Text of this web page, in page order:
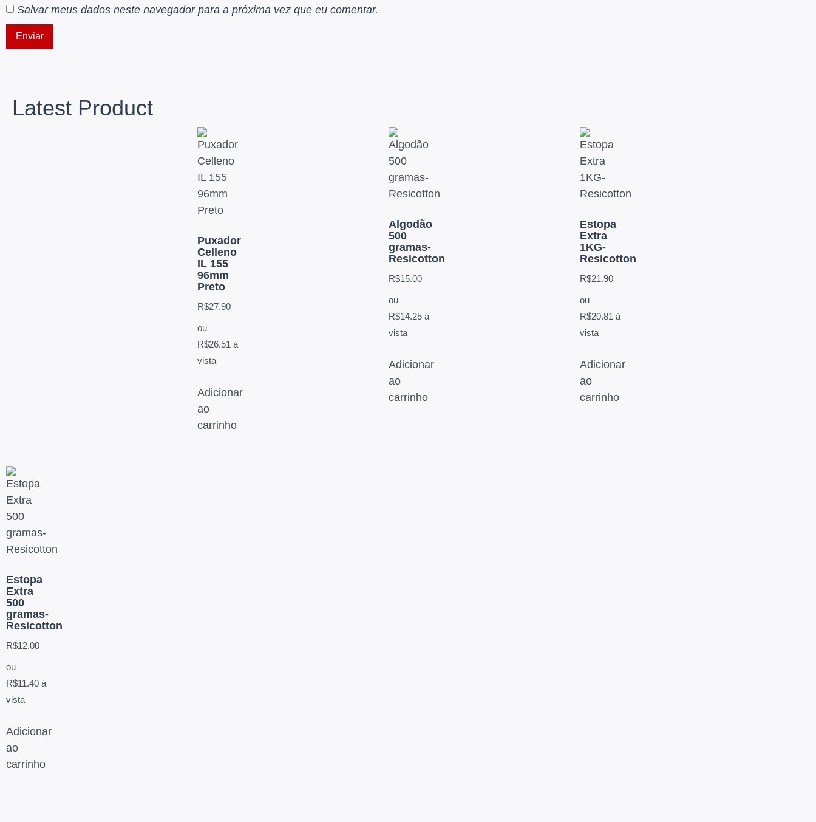
Salvar meus dados neste navegador para a próxima vez que eu comentar.
Latest Product
Puxador
Celleno
IL 155
96mm
Preto
R$27.90
ou
R$26.51 à
vista
Adicionar
ao
carrinho
Algodão
500
gramas-
Resicotton
R$15.00
ou
R$14.25 à
vista
Adicionar
ao
carrinho
Estopa
Extra
1KG-
Resicotton
R$21.90
ou
R$20.81 à
vista
Adicionar
ao
carrinho
Estopa
Extra
500
gramas-
Resicotton
R$12.00
ou
R$11.40 à
vista
Adicionar
ao
carrinho